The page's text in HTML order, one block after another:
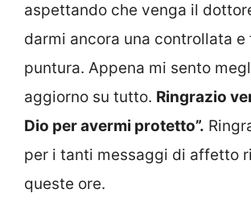
aspettando che venga il
darmi ancora una controllata e
puntura. Appena mi sento
aggiorno su tutto. Ringrazio
Dio per avermi protetto”.
per i tanti messaggi di affetto
queste ore.